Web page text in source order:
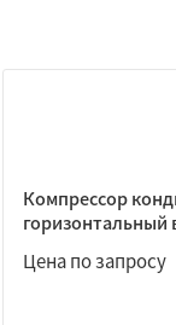
Компрессор
горизонтальный
Цена по запросу